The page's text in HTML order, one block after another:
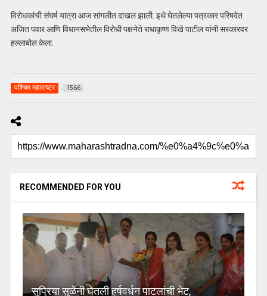
विरोधकांची संघर्ष यात्रा आज सांगलीत दाखल झाली. इथे घेतलेल्या पत्रकार परिषदेत
अजित पवार आणि विधानसभेतील विरोधी पक्षनेते राधाकृष्ण विखे पाटील यांनी सरकारवर
हल्लाबोल केला.
पश्चिम महाराष्ट्र 1566
RECOMMENDED FOR YOU
सुप्रिया सुळेंनी घेतली हर्षवर्धन पाटलांची भेट,